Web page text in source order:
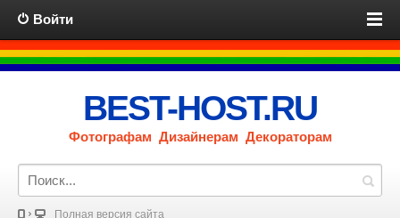
Войти
BEST-HOST.RU
Фотографам Дизайнерам Декораторам
Полная версия сайта